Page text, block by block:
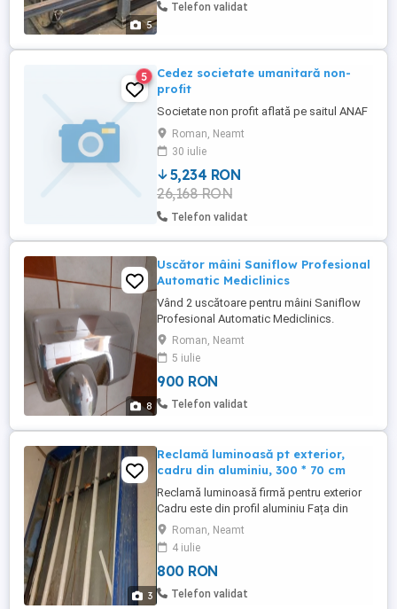
5
Telefon validat
5
Cedez societate umanitară non-
profit
Societate non profit aflată pe saitul ANAF
Roman, Neamt
30 iulie
5,234 RON
26,168 RON
Telefon validat
8
Uscător mâini Saniflow Profesional
Automatic Mediclinics
Vând 2 uscătoare pentru mâini Saniflow
Profesional Automatic Mediclinics.
Uscătoarele funcționează ambele
impecabil. Prețul este pe bucată. Expediez
si în țară cu verificare colet și livrare a
doua zi. Dacă sunați și nu răspund, sunt la
serviciu. Lăsați-mi un mesaj pe WhatsApp
Roman, Neamt
5 iulie
900 RON
Telefon validat
3
Reclamă luminoasă pt exterior,
cadru din aluminiu, 300 * 70 cm
Reclamă luminoasă firmă pentru exterior
Cadru este din profil aluminiu Fața din
policarbonat Spatele din tablă galvanizată
Dimensiune 300 cm * 70 cm * 15 cm
Reclamă este completă Doar trebuie
colată cu ceea ce vă interesează.
Expediez si în țară cu verificare colet și
Roman, Neamt
4 iulie
800 RON
Telefon validat